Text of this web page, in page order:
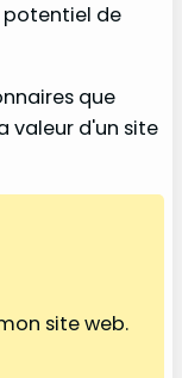
potentiel de
que
valeur d'un site
site web.